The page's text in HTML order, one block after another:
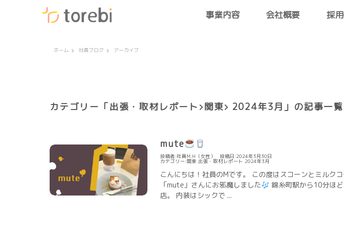
事業内容 会社概要 採
ホーム 社員ブログ アーカイブ
カテゴリー「出張・取材レポート 関東 2024年3月」の記事一覧
mute
投稿者:社員M.H（女性） 投稿日:2024年3月30日
カテゴリー:関東 出張・取材レポート 2024年3月
こんにちは！社員のMです。 この度はスコーンとミルク
「mute」さんにお邪魔しました
錦糸町駅から10分ほ
店。 内装はシックで ...